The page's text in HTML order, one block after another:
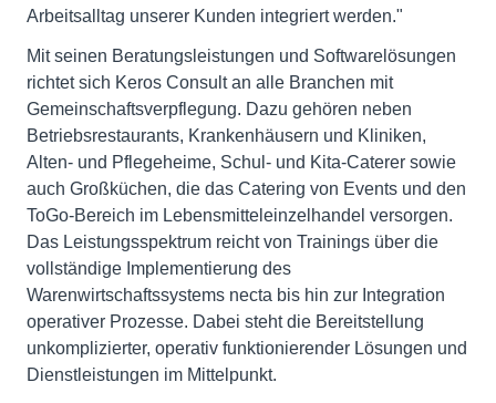
Arbeitsalltag unserer Kunden integriert werden."
Mit seinen Beratungsleistungen und Softwarelösungen
richtet sich Keros Consult an alle Branchen mit
Gemeinschaftsverpflegung. Dazu gehören neben
Betriebsrestaurants, Krankenhäusern und Kliniken,
Alten- und Pflegeheime, Schul- und Kita-Caterer sowie
auch Großküchen, die das Catering von Events und den
ToGo-Bereich im Lebensmitteleinzelhandel versorgen.
Das Leistungsspektrum reicht von Trainings über die
vollständige Implementierung des
Warenwirtschaftssystems necta bis hin zur Integration
operativer Prozesse. Dabei steht die Bereitstellung
unkomplizierter, operativ funktionierender Lösungen und
Dienstleistungen im Mittelpunkt.